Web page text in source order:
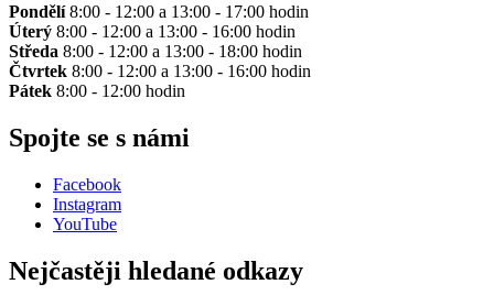
Pondělí8:00 - 12:00 a 13:00 - 17:00 hodin
Úterý 8:00 - 12:00 a 13:00 - 16:00 hodin
Středa 8:00 - 12:00 a 13:00 - 18:00 hodin
Čtvrtek 8:00 - 12:00 a 13:00 - 16:00 hodin
Pátek 8:00 - 12:00 hodin
Spojte se s námi
Facebook
Instagram
YouTube
Nejčastěji hledané odkazy